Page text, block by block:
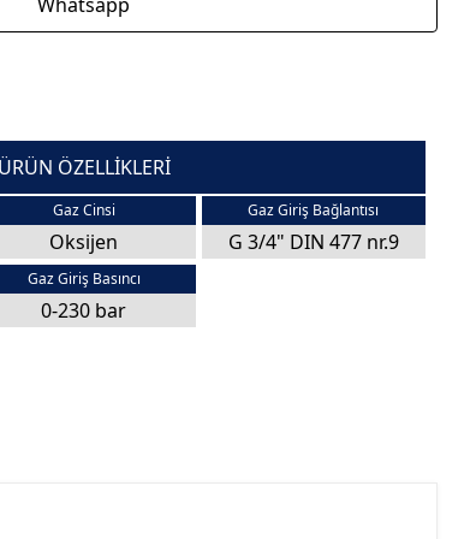
ÜRÜN ÖZELLİKLERİ
Gaz Cinsi
Oksijen
Gaz Giriş Bağlantısı
G 3/4" DIN 477 nr.9
Gaz Giriş Basıncı
0-230 bar